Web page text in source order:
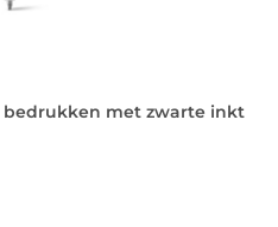
met zwarte inkt